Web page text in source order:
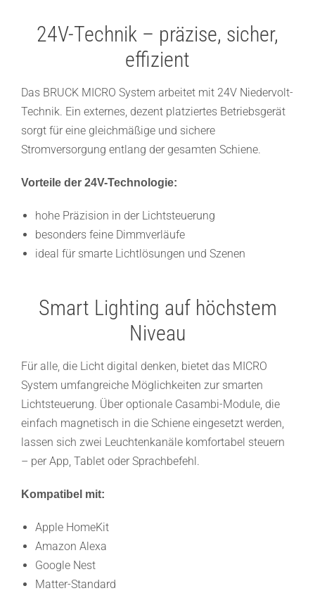
24V-Technik – präzise, sicher,
effizient
Das BRUCK MICRO System arbeitet mit 24V Niedervolt-
Technik. Ein externes, dezent platziertes Betriebsgerät
sorgt für eine gleichmäßige und sichere
Stromversorgung entlang der gesamten Schiene.
Vorteile der 24V-Technologie:
hohe Präzision in der Lichtsteuerung
besonders feine Dimmverläufe
ideal für smarte Lichtlösungen und Szenen
Smart Lighting auf höchstem
Niveau
Für alle, die Licht digital denken, bietet das MICRO
System umfangreiche Möglichkeiten zur smarten
Lichtsteuerung. Über optionale Casambi-Module, die
einfach magnetisch in die Schiene eingesetzt werden,
lassen sich zwei Leuchtenkanäle komfortabel steuern
– per App, Tablet oder Sprachbefehl.
Kompatibel mit:
Apple HomeKit
Amazon Alexa
Google Nest
Matter-Standard